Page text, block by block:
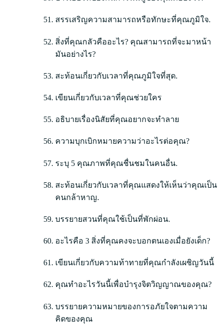
สรรเสริญความสามารถหรือทักษะที่คุณภูมิใจ.
สิ่งที่คุณกลัวคืออะไร? คุณสามารถที่จะมาหน้า
มันอย่างไร?
สะท้อนเกี่ยวกับเวลาที่คุณภูมิใจที่สุด.
เขียนเกี่ยวกับเวลาที่คุณช่วยใคร
อธิบายเรื่องนิสัยที่คุณอยากจะทำลาย
ความบุกเบิกหมายความว่าอะไรต่อคุณ?
ระบุ 5 คุณภาพที่คุณชื่นชมในคนอื่น.
สะท้อนเกี่ยวกับเวลาที่คุณแสดงให้เห็นว่าคุณเป็น
คนกล้าหาญ.
บรรยายสวนที่คุณใช้เป็นที่พักผ่อน.
อะไรคือ 3 สิ่งที่คุณคงจะบอกตนเองเมื่อยังเด็ก?
เขียนเกี่ยวกับความท้าทายที่คุณกำลังเผชิญวันนี้
คุณทำอะไรวันนี้เพื่อบำรุงจิตวิญญาณของคุณ?
บรรยายความหมายของการอภัยใจตามความ
คิดของคุณ